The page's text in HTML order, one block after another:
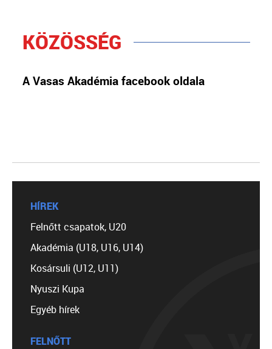
KÖZÖSSÉG
A Vasas Akadémia facebook oldala
HÍREK
Felnőtt csapatok, U20
Akadémia (U18, U16, U14)
Kosársuli (U12, U11)
Nyuszi Kupa
Egyéb hírek
FELNŐTT